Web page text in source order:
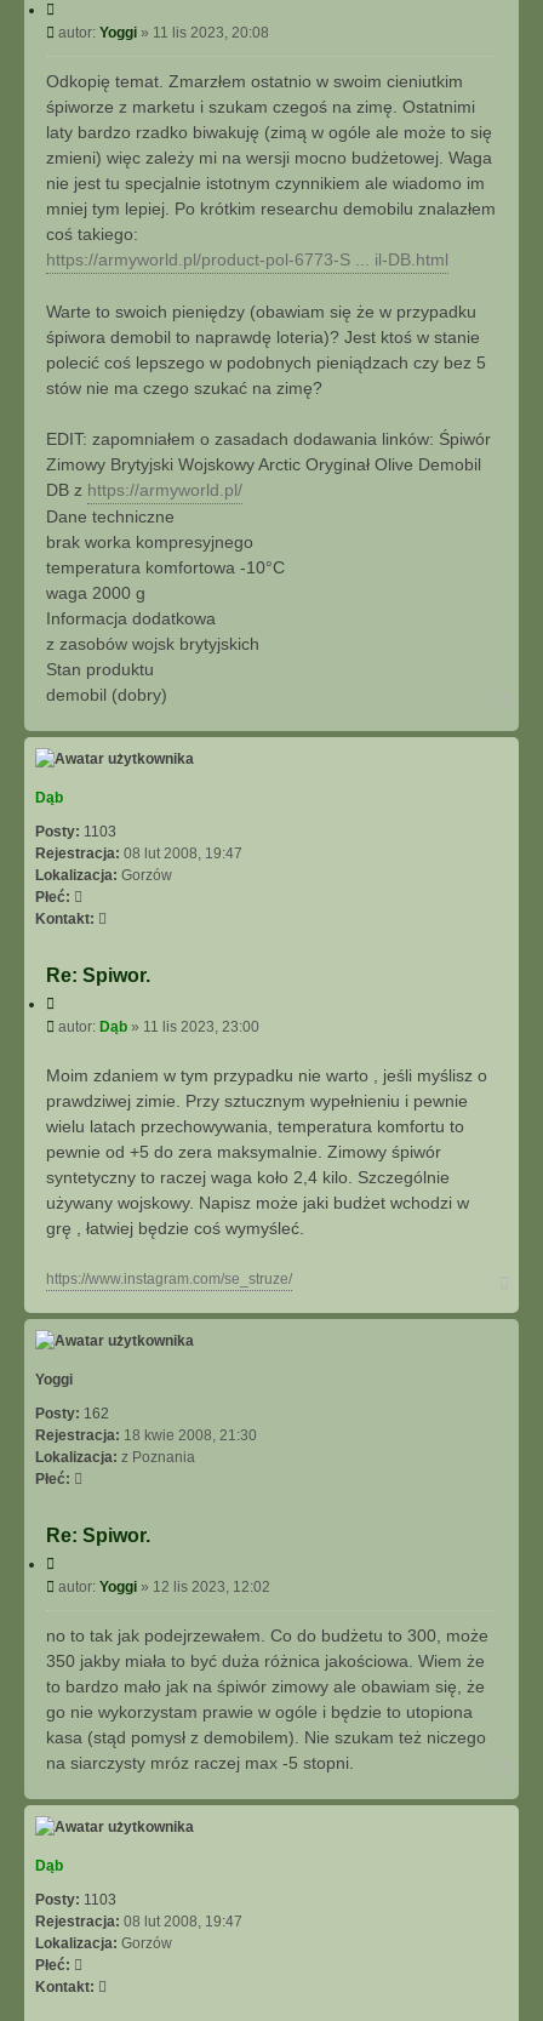
y
j
P
o
s
autor: Yoggi » 11 lis 2023, 20:08
Odkopię temat. Zmarzłem ostatnio w swoim cieniutkim
śpiworze z marketu i szukam czegoś na zimę. Ostatnimi
laty bardzo rzadko biwakuję (zimą w ogóle ale może to się
zmieni) więc zależy mi na wersji mocno budżetowej. Waga
nie jest tu specjalnie istotnym czynnikiem ale wiadomo im
mniej tym lepiej. Po krótkim researchu demobilu znalazłem
coś takiego:
https://armyworld.pl/product-pol-6773-S ... il-DB.html
Warte to swoich pieniędzy (obawiam się że w przypadku
śpiwora demobil to naprawdę loteria)? Jest ktoś w stanie
polecić coś lepszego w podobnych pieniądzach czy bez 5
stów nie ma czego szukać na zimę?
EDIT: zapomniałem o zasadach dodawania linków: Śpiwór
Zimowy Brytyjski Wojskowy Arctic Oryginał Olive Demobil
DB z https://armyworld.pl/
Dane techniczne
brak worka kompresyjnego
temperatura komfortowa -10°C
waga 2000 g
Informacja dodatkowa
z zasobów wojsk brytyjskich
Stan produktu
demobil (dobry)
g
Dąb
Posty: 1103
Rejestracja: 08 lut 2008, 19:47
Lokalizacja: Gorzów
Płeć:
Kontakt:
n
a
t
s
i
ę
z
D
Re: Spiwor.
y
j
P
s
autor: Dąb » 11 lis 2023, 23:00
Moim zdaniem w tym przypadku nie warto , jeśli myślisz o
prawdziwej zimie. Przy sztucznym wypełnieniu i pewnie
wielu latach przechowywania, temperatura komfortu to
pewnie od +5 do zera maksymalnie. Zimowy śpiwór
syntetyczny to raczej waga koło 2,4 kilo. Szczególnie
używany wojskowy. Napisz może jaki budżet wchodzi w
grę , łatwiej będzie coś wymyśleć.
https://www.instagram.com/se_struze/
g
Yoggi
Posty: 162
Rejestracja: 18 kwie 2008, 21:30
Lokalizacja: z Poznania
Płeć:
Re: Spiwor.
y
j
P
o
s
autor: Yoggi » 12 lis 2023, 12:02
no to tak jak podejrzewałem. Co do budżetu to 300, może
350 jakby miała to być duża różnica jakościowa. Wiem że
to bardzo mało jak na śpiwór zimowy ale obawiam się, że
go nie wykorzystam prawie w ogóle i będzie to utopiona
kasa (stąd pomysł z demobilem). Nie szukam też niczego
na siarczysty mróz raczej max -5 stopni.
g
Dąb
Posty: 1103
Rejestracja: 08 lut 2008, 19:47
Lokalizacja: Gorzów
Płeć:
Kontakt: